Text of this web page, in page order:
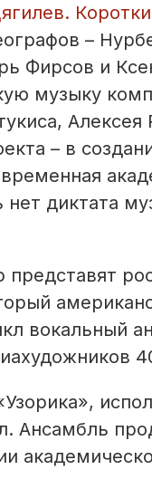
–
Фирсов и
музыку
Алексея
– в
диктата
вокальный
Ансамбль